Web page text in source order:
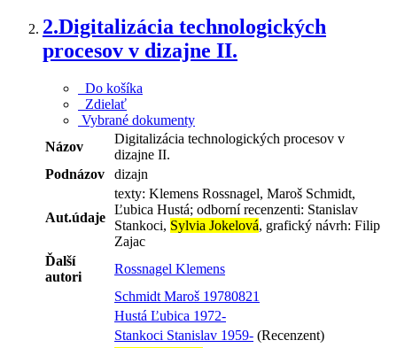
2.Digitalizácia technologických
procesov v dizajne II.
Do košíka
Zdielať
Vybrané dokumenty
Názov
Digitalizácia technologických procesov v
dizajne II.
Podnázov
dizajn
Aut.údaje
texty: Klemens Rossnagel, Maroš Schmidt,
Ľubica Hustá; odborní recenzenti: Stanislav
Stankoci, Sylvia Jokelová, grafický návrh: Filip
Zajac
Ďalší
autori
Rossnagel Klemens
Schmidt Maroš 19780821
Hustá Ľubica 1972-
Stankoci Stanislav 1959- (Recenzent)